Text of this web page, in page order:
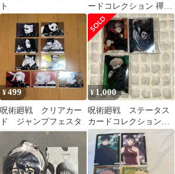
ト
ードコレクション 禪院
真希 アクリルカード
¥499
呪術廻戦 クリアカー
ド ジャンプフェスタ
¥ 1,000
呪術廻戦 ステータス
カードコレクション
虎杖悠仁 乙骨憂太
狗巻棘